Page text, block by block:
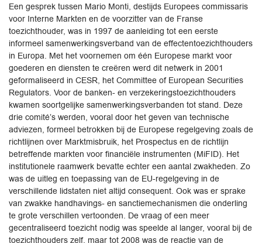
Een gesprek tussen Mario Monti, destijds Europees commissaris
voor Interne Markten en de voorzitter van de Franse
toezichthouder, was in 1997 de aanleiding tot een eerste
informeel samenwerkingsverband van de effectentoezichthouders
in Europa. Met het voornemen om één Europese markt voor
goederen en diensten te creëren werd dit netwerk in 2001
geformaliseerd in CESR, het Committee of European Securities
Regulators. Voor de banken- en verzekeringstoezichthouders
kwamen soortgelijke samenwerkingsverbanden tot stand. Deze
drie comité’s werden, vooral door het geven van technische
adviezen, formeel betrokken bij de Europese regelgeving zoals de
richtlijnen over Marktmisbruik, het Prospectus en de richtlijn
betreffende markten voor financiële instrumenten (MiFID). Het
institutionele raamwerk bevatte echter een aantal zwakheden. Zo
was de uitleg en toepassing van de EU-regelgeving in de
verschillende lidstaten niet altijd consequent. Ook was er sprake
van zwakke handhavings- en sanctiemechanismen die onderling
te grote verschillen vertoonden. De vraag of een meer
gecentraliseerd toezicht nodig was speelde al langer, vooral bij de
toezichthouders zelf, maar tot 2008 was de reactie van de